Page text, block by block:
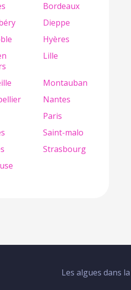
Bordeaux
Dieppe
Hyères
Lille
Montauban
Nantes
Paris
Saint-malo
Strasbourg
Menu
Les algues dans